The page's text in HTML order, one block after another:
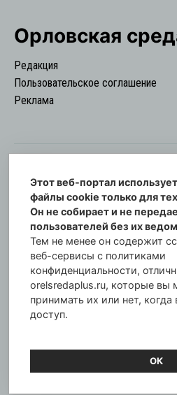
Орловская
Редакция
Пользовательское соглашение
Реклама
© Информационный
Орловская cреда-плюс,
Свидетельство о
00254 от 29 октября 2013 г.
Газета зарегистрирована
Федеральной службы по
информационных
коммуникаций по
Главный редактор: Татьяна
Этот веб-портал
файлы cookie только для
Он не собирает и не
пользователей без их
Тем не менее он содержит
веб-сервисы с политиками
конфиденциальности,
orelsredaplus.ru, которые вы
принимать их или нет,
доступ.
ОК